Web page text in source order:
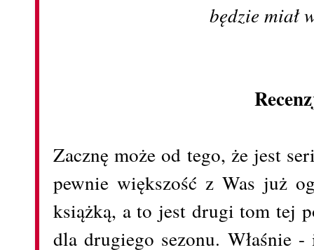
będzie miał
Zacznę może od tego, że jest
pewnie większość z Was już
książką, a to jest drugi tom tej
dla drugiego sezonu. Właśnie